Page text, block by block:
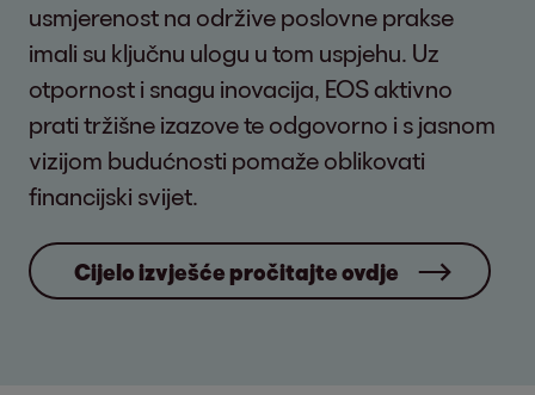
usmjerenost na održive poslovne prakse
imali su ključnu ulogu u tom uspjehu. Uz
otpornost i snagu inovacija, EOS aktivno
prati tržišne izazove te odgovorno i s jasnom
vizijom budućnosti pomaže oblikovati
financijski svijet.
Cijelo izvješće pročitajte ovdje